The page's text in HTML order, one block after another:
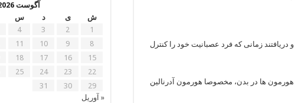
دریافتند زمانی که فرد عصبانیت خود را کنترل
ها در بدن، مخصوصا هورمون آدرنالین
آگوست 2026
ش
ی د س
1
2
3
4
8
9
10
11
15
16
17
18
22
23
24
25
29
30
31
« آوریل